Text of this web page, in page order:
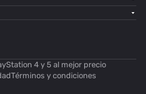
4 y 5 al mejor precio
Términos y condiciones